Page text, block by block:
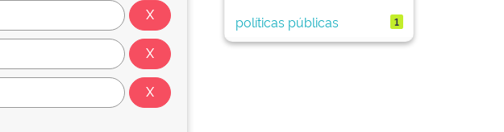
políticas públicas 1